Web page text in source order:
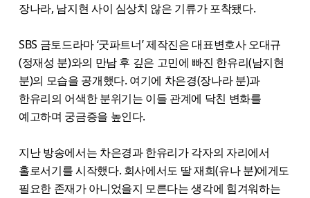
장나라, 남지현 사이 심상치 않은 기류가 포착됐다.
SBS 금토드라마 ‘굿파트너’ 제작진은 대표변호사 오대규
(정재성 분)와의 만남 후 깊은 고민에 빠진 한유리(남지현
분)의 모습을 공개했다. 여기에 차은경(장나라 분)과
한유리의 어색한 분위기는 이들 관계에 닥친 변화를
예고하며 궁금증을 높인다.
지난 방송에서는 차은경과 한유리가 각자의 자리에서
홀로서기를 시작했다. 회사에서도 딸 재희(유나 분)에게도
필요한 존재가 아니었을지 모른다는 생각에 힘겨워하는